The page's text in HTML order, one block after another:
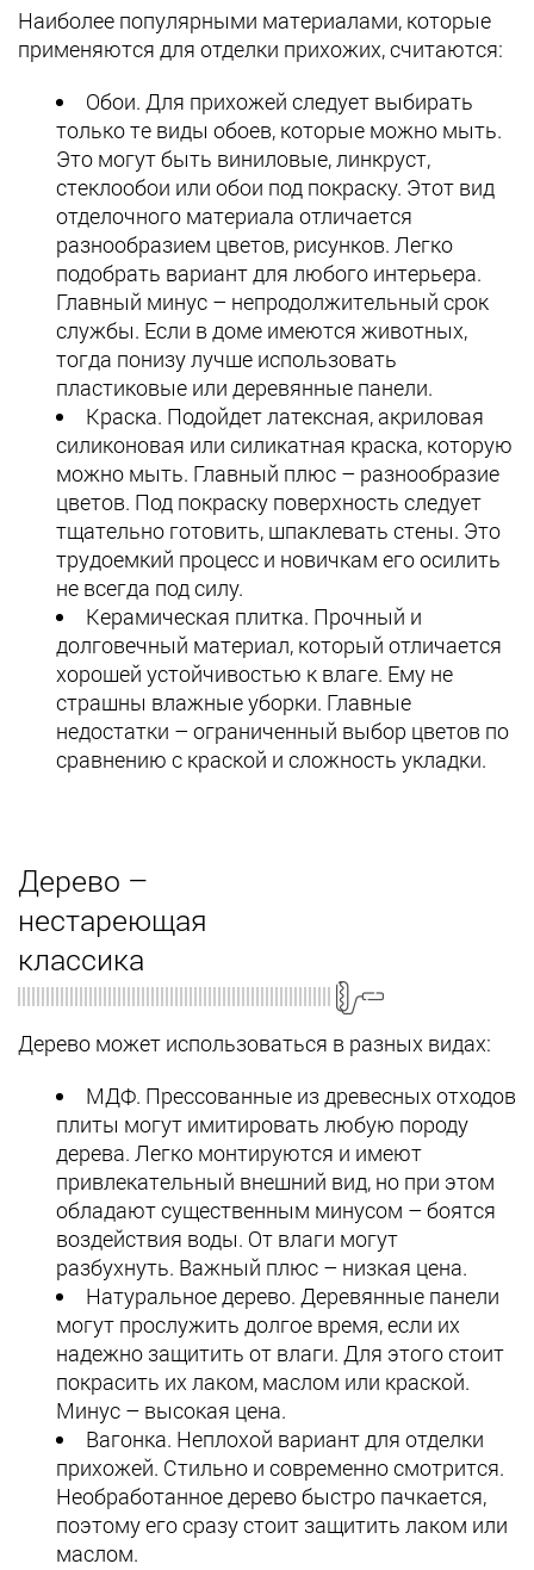
Наиболее популярными материалами, которые
применяются для отделки прихожих, считаются:
Обои. Для прихожей следует выбирать
только те виды обоев, которые можно мыть.
Это могут быть виниловые, линкруст,
стеклообои или обои под покраску. Этот вид
отделочного материала отличается
разнообразием цветов, рисунков. Легко
подобрать вариант для любого интерьера.
Главный минус – непродолжительный срок
службы. Если в доме имеются животных,
тогда понизу лучше использовать
пластиковые или деревянные панели.
Краска. Подойдет латексная, акриловая
силиконовая или силикатная краска, которую
можно мыть. Главный плюс – разнообразие
цветов. Под покраску поверхность следует
тщательно готовить, шпаклевать стены. Это
трудоемкий процесс и новичкам его осилить
не всегда под силу.
Керамическая плитка. Прочный и
долговечный материал, который отличается
хорошей устойчивостью к влаге. Ему не
страшны влажные уборки. Главные
недостатки – ограниченный выбор цветов по
сравнению с краской и сложность укладки.
Дерево –
нестареющая
классика
Дерево может использоваться в разных видах:
МДФ. Прессованные из древесных отходов
плиты могут имитировать любую породу
дерева. Легко монтируются и имеют
привлекательный внешний вид, но при этом
обладают существенным минусом – боятся
воздействия воды. От влаги могут
разбухнуть. Важный плюс – низкая цена.
Натуральное дерево. Деревянные панели
могут прослужить долгое время, если их
надежно защитить от влаги. Для этого стоит
покрасить их лаком, маслом или краской.
Минус – высокая цена.
Вагонка. Неплохой вариант для отделки
прихожей. Стильно и современно смотрится.
Необработанное дерево быстро пачкается,
поэтому его сразу стоит защитить лаком или
маслом.